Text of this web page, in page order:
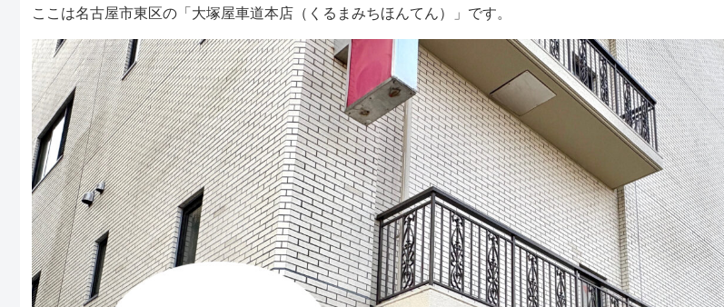
ここは名古屋市東区の「大塚屋車道本店（くるまみちほんてん）」です。